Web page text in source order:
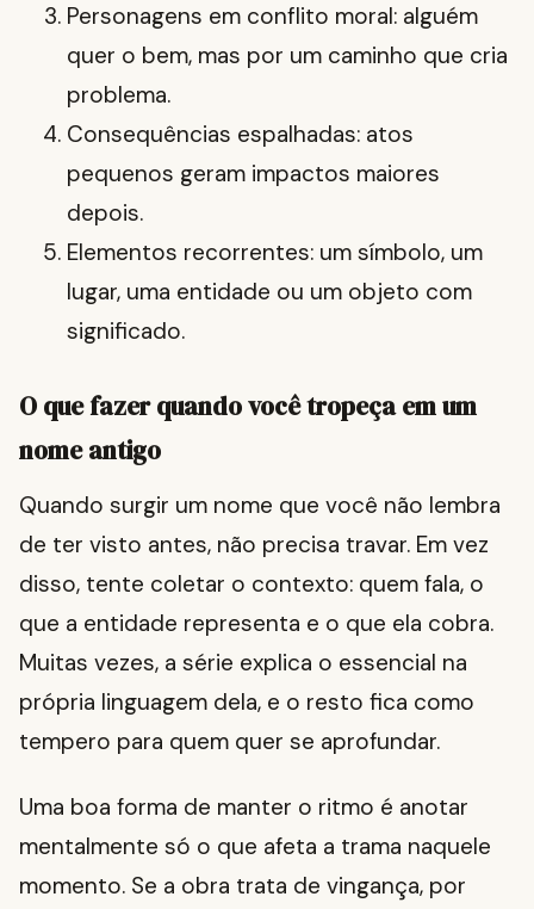
Personagens em conflito moral: alguém
quer o bem, mas por um caminho que cria
problema.
Consequências espalhadas: atos
pequenos geram impactos maiores
depois.
Elementos recorrentes: um símbolo, um
lugar, uma entidade ou um objeto com
significado.
O que fazer quando você tropeça em um
nome antigo
Quando surgir um nome que você não lembra
de ter visto antes, não precisa travar. Em vez
disso, tente coletar o contexto: quem fala, o
que a entidade representa e o que ela cobra.
Muitas vezes, a série explica o essencial na
própria linguagem dela, e o resto fica como
tempero para quem quer se aprofundar.
Uma boa forma de manter o ritmo é anotar
mentalmente só o que afeta a trama naquele
momento. Se a obra trata de vingança, por